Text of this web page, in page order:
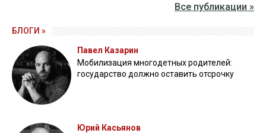
Все публикации »
БЛОГИ »
Павел Казарин
Мобилизация многодетных родителей:
государство должно оставить отсрочку
Юрий Касьянов